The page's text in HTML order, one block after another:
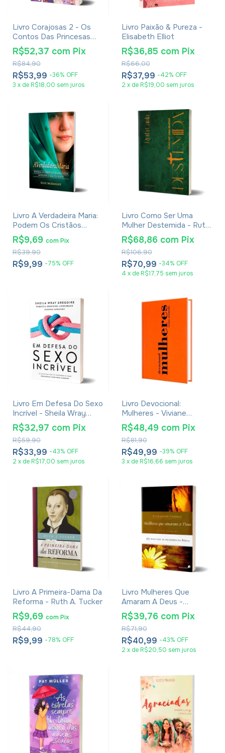
Livro Corajosas 2 - Os
Contos Das Princesas
Nada Encantadas -
Arlene Diniz - Maria
Araújo - Queren Ane -
Thaís Oliveira
R$53,99 -36% OFF
R$84,90
R$52,37 com Pix
3 x de R$18,00 sem juros
Livro Paixão & Pureza -
Elisabeth Elliot
R$37,99 -42% OFF
R$66,00
R$36,85 com Pix
2 x de R$19,00 sem juros
Livro A Verdadeira Maria:
Podem Os Cristãos
Evangélicos Acolher A
Mãe de Jesus - Scot
Mcknight
R$9,99 -75% OFF
R$39,90
R$9,69 comPix
Livro Como Ser Uma
Mulher Destemida - Ruth
Catala
R$70,99 -34% OFF
R$106,90
R$68,86 com Pix
4 x de R$17,75 sem juros
Livro Em Defesa Do Sexo
Incrível - Sheila Wray
Gregoire
R$33,99 -43% OFF
R$59,90
R$32,97 com Pix
2 x de R$17,00 sem juros
Livro Devocional:
Mulheres - Viviane
Martinello
R$49,99 -39% OFF
R$81,90
R$48,49 com Pix
3 x de R$16,66 sem juros
Livro A Primeira-Dama Da
Reforma - Ruth A. Tucker
R$9,99 -78% OFF
R$44,90
R$9,69 comPix
Livro Mulheres Que
Amaram A Deus -
Elizabeth George
R$40,99 -43% OFF
R$71,90
R$39,76 com Pix
2 x de R$20,50 sem juros